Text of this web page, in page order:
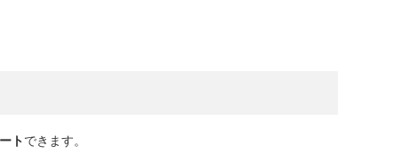
トできます。